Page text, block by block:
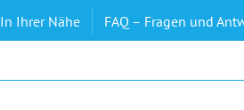
In Ihrer Nähe FAQ – Fragen und